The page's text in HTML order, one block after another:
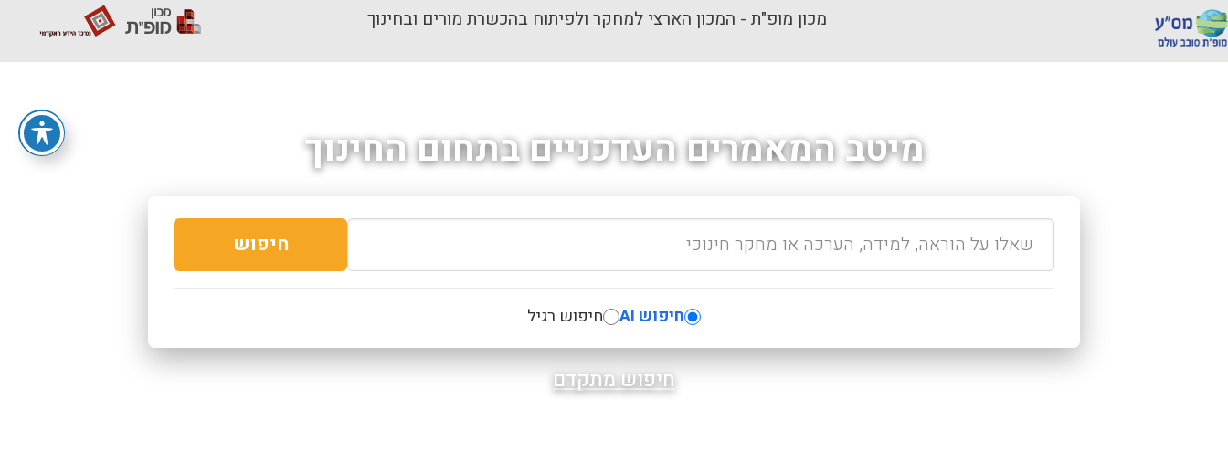
מכון מופ"ת - המכון הארצי למחקר ולפיתוח בהכשרת מורים ובחינוך
מיטב המאמרים העדכניים בתחום החינוך
חיפוש
חיפוש AI חיפוש רגיל
חיפוש מתקדם